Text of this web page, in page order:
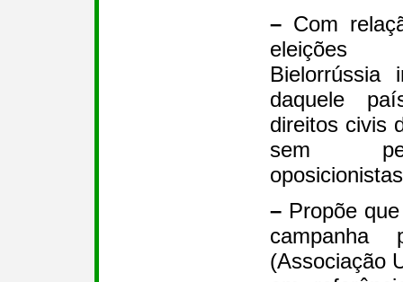
– Com
eleições
Bielorrússia
daquele
direitos civis
sem
– Propõe
(Associação